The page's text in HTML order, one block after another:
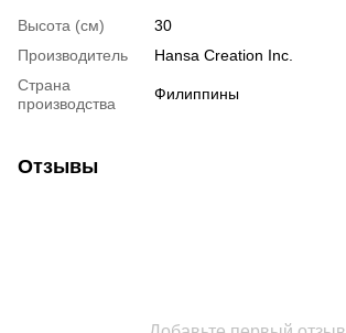
Высота (см)
30
Производитель
Hansa Creation Inc.
Страна
производства
Филиппины
Отзывы